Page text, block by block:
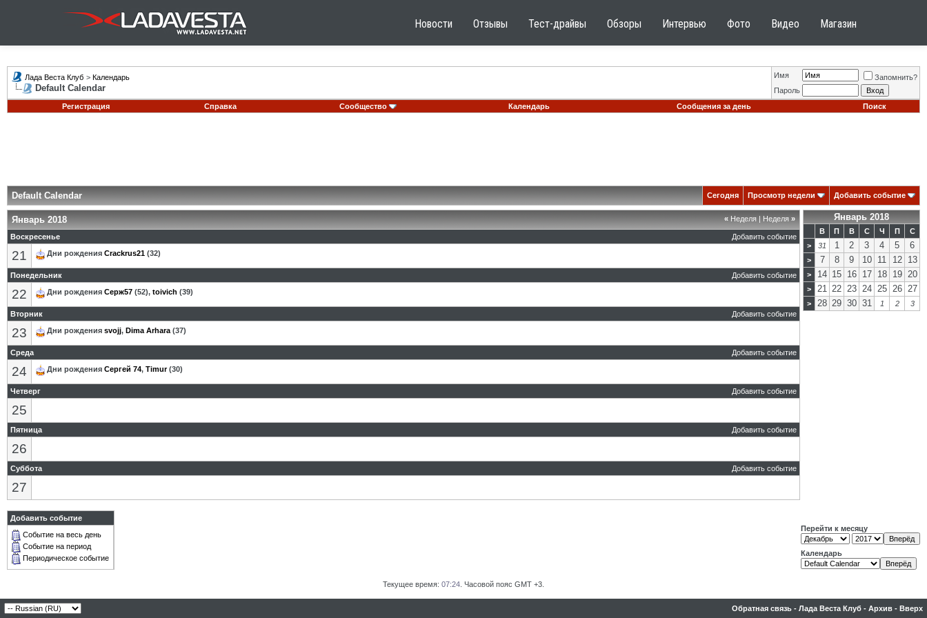
Новости Отзывы Тест-драйвы Обзоры Интервью Фото Видео Магазин
Лада Веста Клуб > Календарь
Default Calendar
Имя
Запомнить?
Пароль
Регистрация
Справка Сообщество Календарь Сообщения за день Поиск
Default Calendar Сегодня Просмотр недели Добавить событие
« Неделя | Неделя »
Январь 2018
Добавить событие
Воскресенье
21 Дни рождения Crackrus21 (32)
Добавить событие
Понедельник
22 Дни рождения Серж57 (52), toivich (39)
Добавить событие
Вторник
23 Дни рождения svojj, Dima Arhara(37)
Добавить событие
Среда
24 Дни рождения Сергей 74, Timur(30)
Добавить событие
Четверг
25
Добавить событие
Пятница
26
Добавить событие
Суббота
27
Январь 2018
В П В С Ч П
С
>
31 1 2 3 4 5 6
> 7 8 9 10 11 12 13
> 14 15 16 17 18 19 20
> 21 22 23 24 25 26 27
> 28 29 30 31 1 2 3
Добавить событие
Событие на весь день
Событие на период
Периодическое событие
Перейти к месяцу
Календарь
Текущее время: 07:24 . Часовой пояс GMT +3.
Обратная связь - Лада Веста Клуб - Архив - Вверх